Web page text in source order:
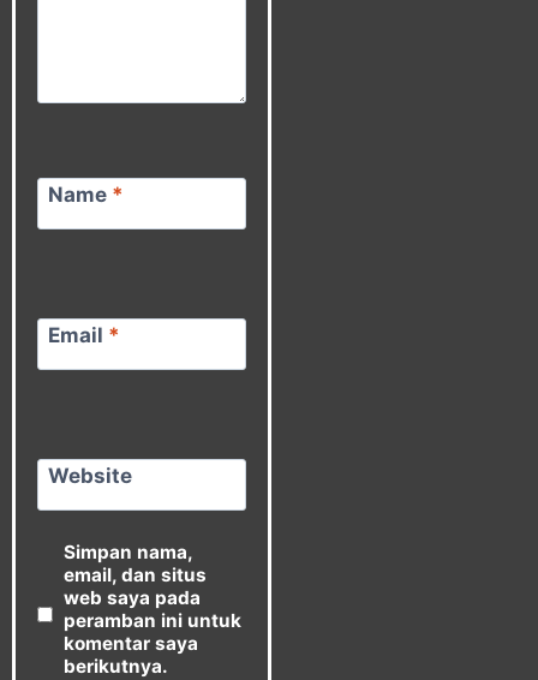
Name *
Email *
Website
Simpan nama,
email, dan situs
web saya pada
peramban ini untuk
komentar saya
berikutnya.